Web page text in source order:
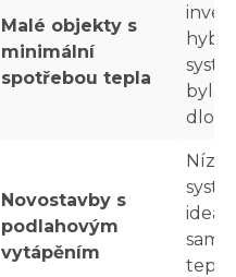
Malé objekty s
minimální
spotřebou tepla
byla
Novostavby s
podlahovým
vytápěním